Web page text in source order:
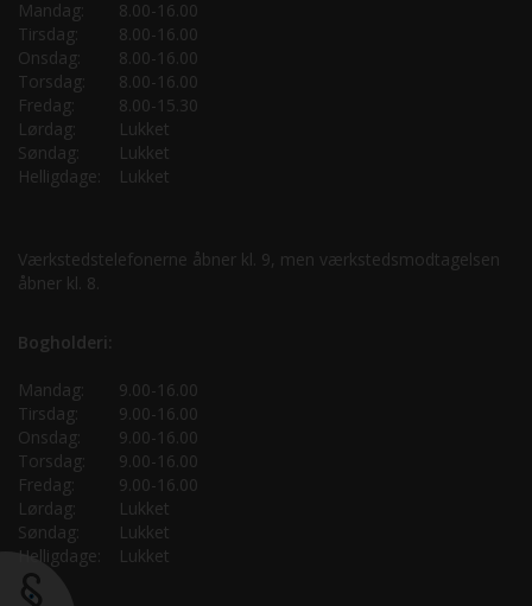
Mandag:
8.00-16.00
Tirsdag:
8.00-16.00
Onsdag:
8.00-16.00
Torsdag:
8.00-16.00
Fredag:
8.00-15.30
Lørdag:
Lukket
Søndag:
Lukket
Helligdage:
Lukket
Værkstedstelefonerne åbner kl. 9, men værkstedsmodtagelsen
åbner kl. 8.
Bogholderi:
Mandag:
9.00-16.00
Tirsdag:
9.00-16.00
Onsdag:
9.00-16.00
Torsdag:
9.00-16.00
Fredag:
9.00-16.00
Lørdag:
Lukket
Søndag:
Lukket
Helligdage:
Lukket